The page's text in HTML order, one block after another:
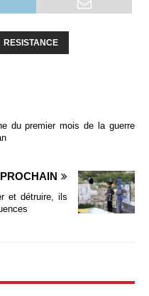
RESISTANCE
du premier mois de la guerre
PROCHAIN
et détruire, ils